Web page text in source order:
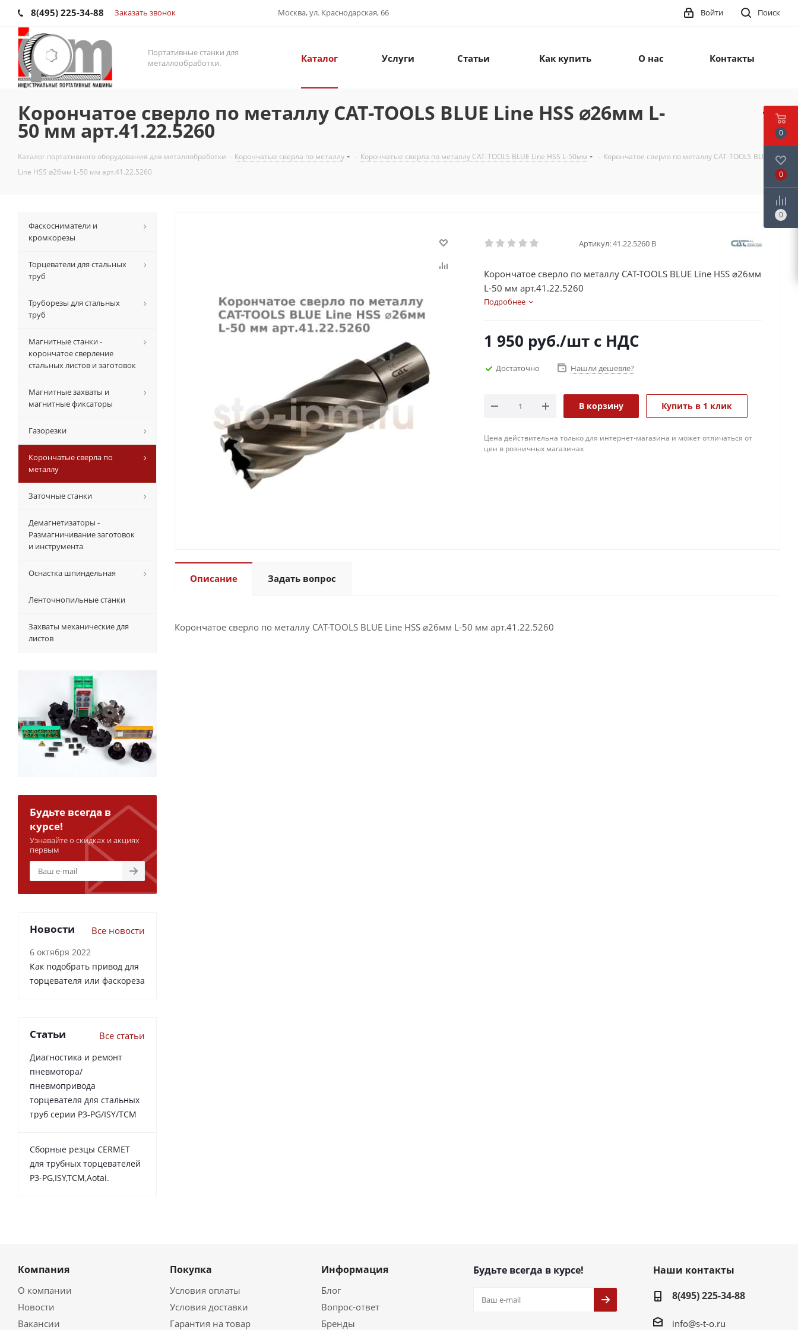
8(495) 225-34-88 Заказать звонок Москва, ул. Краснодарская, 66 Поиск
Войти
Портативные станки для
металлообработки.
Каталог Услуги Статьи Как купить О нас Контакты
Корончатое сверло по металлу CAT-TOOLS BLUE Line HSS ⌀26мм L-
50 мм арт.41.22.5260
Каталог портативного оборудования для металлобработки - Корончатые сверла по металлу - Корончатые сверла по металлу CAT-TOOLS BLUE Line HSS L-50мм - Корончатое сверло по металлу CAT-TOOLS BLUE
Line HSS ⌀26мм L-50 мм арт.41.22.5260
Артикул:41.22.5260 B
Корончатое сверло по металлу CAT-TOOLS BLUE Line HSS ⌀26мм
L-50 мм арт.41.22.5260
Подробнее
1 950 руб./шт с НДС
Достаточно Нашли дешевле?
В корзину Купить в 1 клик
Цена действительна только для интернет-магазина и может отличаться от
цен в розничных магазинах
Описание Задать вопрос
Корончатое сверло по металлу CAT-TOOLS BLUE Line HSS ⌀26мм L-50 мм арт.41.22.5260
Фаскосниматели и
кромкорезы
Торцеватели для стальных
труб
Труборезы для стальных
труб
Магнитные станки -
корончатое сверление
стальных листов и заготовок
Магнитные захваты и
магнитные фиксаторы
Газорезки
Корончатые сверла по
металлу
Заточные станки
Демагнетизаторы -
Размагничивание заготовок
и инструмента
Оснастка шпиндельная
Ленточнопильные станки
Захваты механические для
листов
Будьте всегда в
курсе!
Узнавайте о скидках и акциях
первым
Новости Все новости
6 октября 2022
Как подобрать привод для
торцевателя или фаскореза
Статьи Все статьи
Диагностика и ремонт
пневмотора/
пневмопривода
торцевателя для стальных
труб серии P3-PG/ISY/TCM
Сборные резцы CERMET
для трубных торцевателей
P3-PG,ISY,TCM,Aotai.
Компания
О компании
Новости
Вакансии
Покупка
Условия оплаты
Условия доставки
Гарантия на товар
Информация
Блог
Вопрос-ответ
Бренды
Будьте всегда в курсе!
Наши контакты
8(495) 225-34-88
info@s-t-o.ru
0
0
0